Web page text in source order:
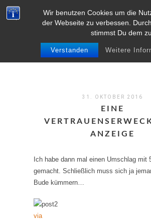
Wir benutzen Cookies um die
der Webseite zu verbessen.
stimmst Du dem zu.
Verstanden Weitere
MENU
31. OKTOBER 2016
EINE
ANZEIGE
Ich habe dann mal einen Umschlag mit
gemacht. Schließlich muss sich ja
Bude kümmern…
via